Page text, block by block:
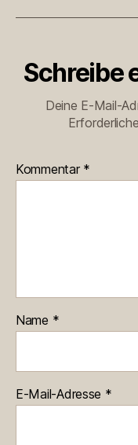
Schreibe
Deine E-Mail-
Kommentar *
Name *
E-Mail-Adresse *